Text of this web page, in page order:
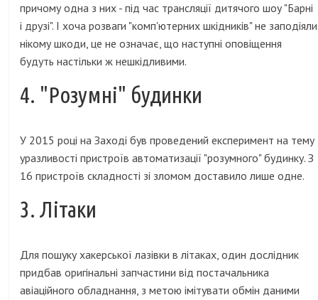
причому одна з них - під час трансляції дитячого шоу "Барні
і друзі". І хоча розваги "комп'ютерних шкідників" не заподіяли
нікому шкоди, це не означає, що наступні оповіщення
будуть настільки ж нешкідливими.
4. "Розумні" будинки
У 2015 році на Заході був проведений експеримент на тему
уразливості пристроїв автоматизації "розумного" будинку. З
16 пристроїв складності зі зломом доставило лише одне.
3. Літаки
Для пошуку хакерської лазівки в літаках, один дослідник
придбав оригінальні запчастини від постачальника
авіаційного обладнання, з метою імітувати обмін даними